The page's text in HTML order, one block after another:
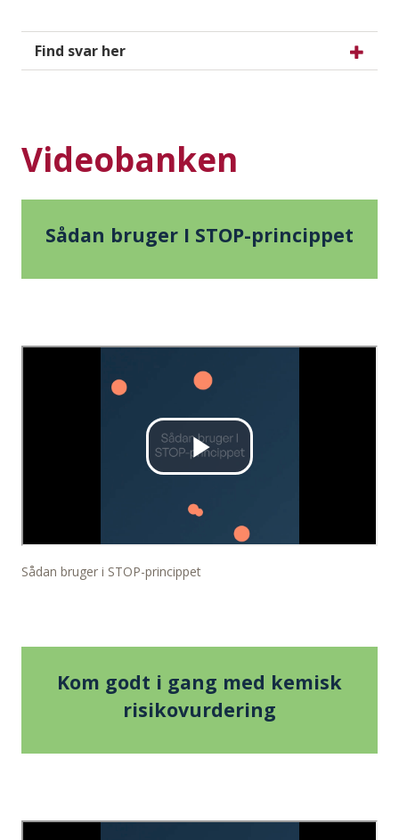
Find svar her
Videobanken
Sådan bruger I STOP-princippet
Sådan bruger i STOP-princippet
Kom godt i gang med kemisk
risikovurdering